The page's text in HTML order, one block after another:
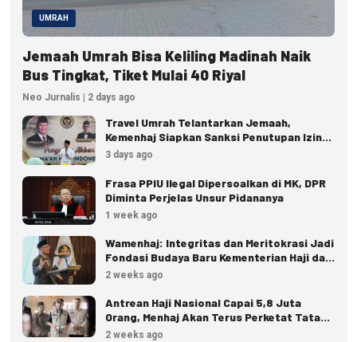
UMRAH
Jemaah Umrah Bisa Keliling Madinah Naik
Bus Tingkat, Tiket Mulai 40 Riyal
Neo Jurnalis | 2 days ago
Travel Umrah Telantarkan Jemaah,
Kemenhaj Siapkan Sanksi Penutupan Izin
hingga Pidana
3 days ago
Frasa PPIU Ilegal Dipersoalkan di MK, DPR
Diminta Perjelas Unsur Pidananya
1 week ago
Wamenhaj: Integritas dan Meritokrasi Jadi
Fondasi Budaya Baru Kementerian Haji dan
Umrah
2 weeks ago
Antrean Haji Nasional Capai 5,8 Juta
Orang, Menhaj Akan Terus Perketat Tata
Kelola
2 weeks ago